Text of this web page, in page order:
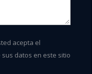
acepta el
datos en este sitio